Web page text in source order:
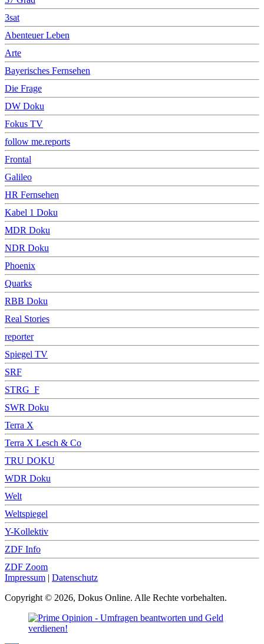
3sat
Abenteuer Leben
Arte
Bayerisches Fernsehen
Die Frage
DW Doku
Fokus TV
follow me.reports
Frontal
Galileo
HR Fernsehen
Kabel 1 Doku
MDR Doku
NDR Doku
Phoenix
Quarks
RBB Doku
Real Stories
reporter
Spiegel TV
SRF
STRG_F
SWR Doku
Terra X
Terra X Lesch & Co
TRU DOKU
WDR Doku
Welt
Weltspiegel
Y-Kollektiv
ZDF Info
ZDF Zoom
Impressum | Datenschutz
Copyright © 2026, Dokus Online. Alle Rechte vorbehalten.